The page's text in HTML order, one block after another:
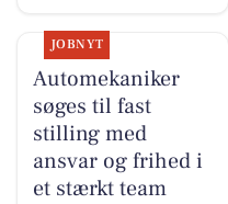
JOBNYT
Automekaniker
søges til fast
stilling med
ansvar og frihed i
et stærkt team